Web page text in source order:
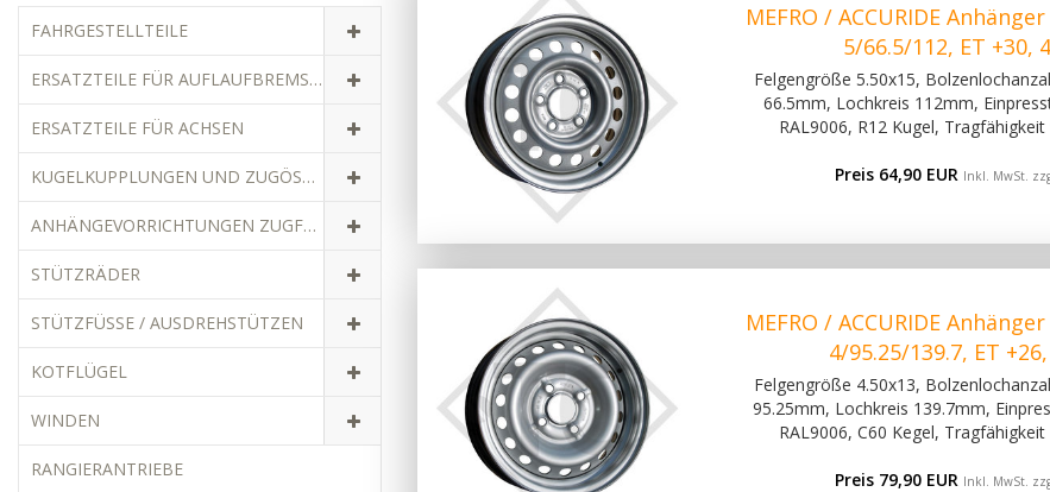
FAHRGESTELLTEILE
ERSATZTEILE FÜR AUFLAUFBREMSEN
ERSATZTEILE FÜR ACHSEN
KUGELKUPPLUNGEN UND ZUGÖSEN
ANHÄNGEVORRICHTUNGEN ZUGFAHRZEUGE
STÜTZRÄDER
STÜTZFÜSSE / AUSDREHSTÜTZEN
KOTFLÜGEL
WINDEN
RANGIERANTRIEBE
MEFRO / ACCURIDE
5/66.5/112, ET +30,
Felgengröße 5.50x15,
66.5mm, Lochkreis 112mm,
RAL9006, R12 Kugel,
Preis 64,90 EUR Inkl. MwSt.
MEFRO / ACCURIDE
4/95.25/139.7, ET
Felgengröße 4.50x13,
95.25mm, Lochkreis 139.7mm,
RAL9006, C60 Kegel,
Preis 79,90 EUR Inkl. MwSt.